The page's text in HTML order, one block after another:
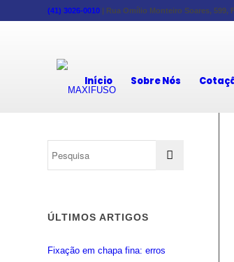
(41) 3026-0010 | Rua Omílio Monteiro Soares, 599,
Início Sobre Nós
ÚLTIMOS ARTIGOS
Fixação em chapa fina: erros